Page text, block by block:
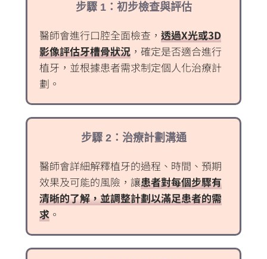
步驟 1：初步檢查與評估
醫師會進行口腔全面檢查，透過X光或3D
影像評估牙槽骨狀況 ，確定是否適合進行
植牙，並根據患者需求制定個人化治療計
劃。
步驟 2：治療計劃溝通
醫師會詳細解釋植牙的過程、時間、預期
效果及可能的風險，讓患者對每個步驟有
清晰的了解，並調整計劃以滿足患者的需
求 。